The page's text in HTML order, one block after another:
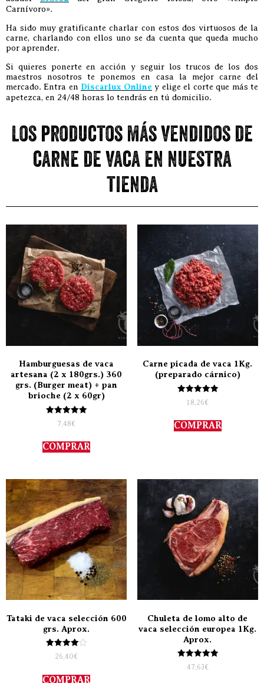
Carnívoro».
Ha sido muy gratificante charlar con estos dos virtuosos de la
carne, charlando con ellos uno se da cuenta que queda mucho
por aprender.
Si quieres ponerte en acción y seguir los trucos de los dos
maestros nosotros te ponemos en casa la mejor carne del
mercado. Entra en Discarlux Online y elige el corte que más te
apetezca, en 24/48 horas lo tendrás en tú domicilio.
Los productos más vendidos de
carne de vaca en nuestra
tienda
Hamburguesas de vaca
artesana (2 x 180grs.) 360
grs. (Burger meat) + pan
brioche (2 x 60gr)
Valorado
con
de 5
7,48€
COMPRAR
Carne picada de vaca 1Kg.
(preparado cárnico)
Valorado
con
de 5
18,26€
COMPRAR
Tataki de vaca selección 600
grs. Aprox.
Valorado
con
de 5
26,40€
COMPRAR
Chuleta de lomo alto de
vaca selección europea 1Kg.
Aprox.
Valorado
con
47,63€